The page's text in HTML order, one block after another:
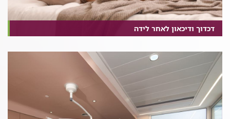
דכדוך ודיכאון לאחר לידה